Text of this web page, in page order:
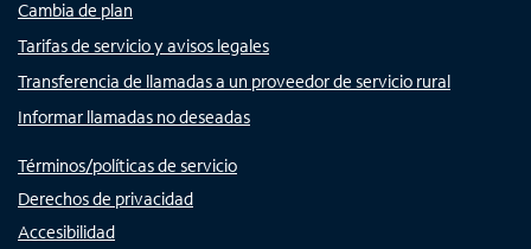
Cambia de plan
Tarifas de servicio y avisos legales
Transferencia de llamadas a un proveedor de servicio rural
Informar llamadas no deseadas
Términos/políticas de servicio
Derechos de privacidad
Accesibilidad